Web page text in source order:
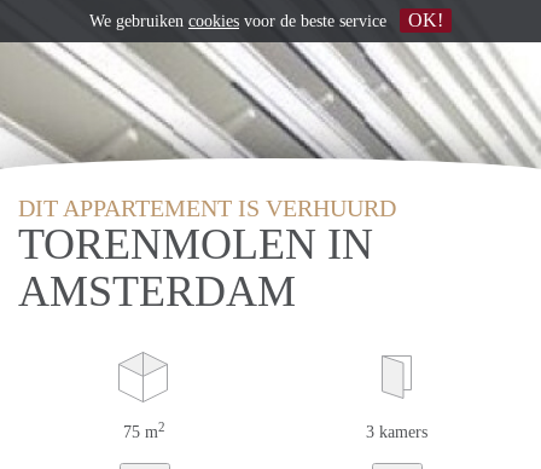
DIT APPARTEMENT IS VERHUURD
TORENMOLEN IN
AMSTERDAM
75 m2 3 kamers
We gebruiken cookies voor de beste service OK!